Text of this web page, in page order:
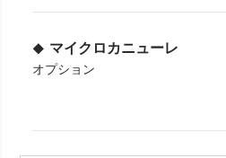
マイクロカニューレ
オプション